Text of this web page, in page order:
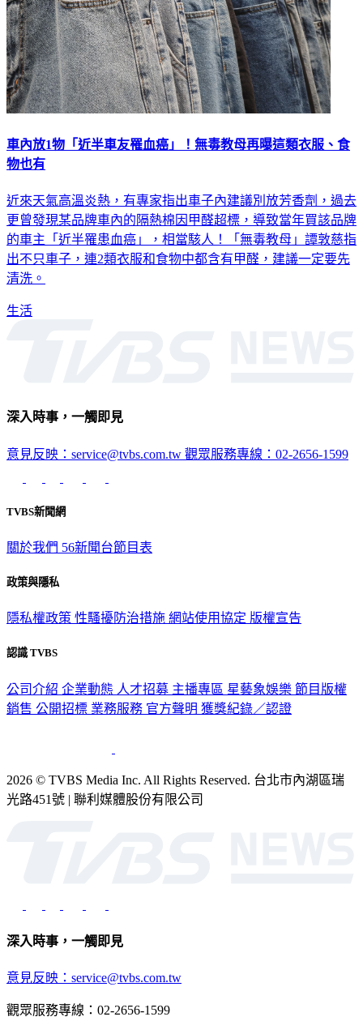
車內放1物「近半車友罹血癌」！無毒教母再曝這類衣服、食
物也有
近來天氣高溫炎熱，有專家指出車子內建議別放芳香劑，過去
更曾發現某品牌車內的隔熱棉因甲醛超標，導致當年買該品牌
的車主「近半罹患血癌」，相當駭人！「無毒教母」譚敦慈指
出不只車子，連2類衣服和食物中都含有甲醛，建議一定要先
清洗。
生活
深入時事，一觸即見
意見反映：service@tvbs.com.tw 觀眾服務專線：02-2656-1599
TVBS新聞網
關於我們 56新聞台節目表
政策與隱私
隱私權政策 性騷擾防治措施 網站使用協定 版權宣告
認識 TVBS
公司介紹 企業動態 人才招募 主播專區 星藝象娛樂 節目版權
銷售 公開招標 業務服務 官方聲明 獲獎紀錄／認證
2026 © TVBS Media Inc. All Rights Reserved. 台北市內湖區瑞
光路451號 | 聯利媒體股份有限公司
深入時事，一觸即見
意見反映：service@tvbs.com.tw
觀眾服務專線：02-2656-1599